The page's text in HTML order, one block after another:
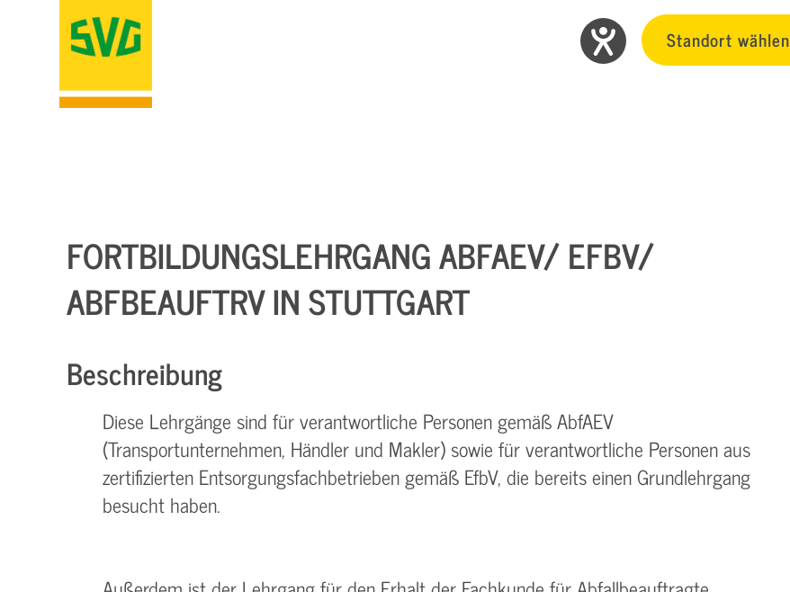
Standort wählen
FORTBILDUNGSLEHRGANG ABFAEV/ EFBV/
ABFBEAUFTRV IN STUTTGART
Beschreibung
Diese Lehrgänge sind für verantwortliche Personen gemäß AbfAEV
(Transportunternehmen, Händler und Makler) sowie für verantwortliche Personen aus
zertifizierten Entsorgungsfachbetrieben gemäß EfbV, die bereits einen Grundlehrgang
besucht haben.